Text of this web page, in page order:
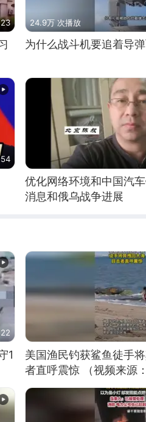
24.9万 次播放
为什么战斗机要追着导
优化网络环境和中国汽
消息和俄乌战争进展
1
美国渔民钓获鲨鱼徒手
者直呼震惊 （视频来源